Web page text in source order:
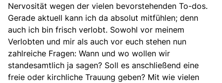
Nervosität wegen der vielen bevorstehenden To-dos.
Gerade aktuell kann ich da absolut mitfühlen; denn
auch ich bin frisch verlobt. Sowohl vor meinem
Verlobten und mir als auch vor euch stehen nun
zahlreiche Fragen: Wann und wo wollen wir
standesamtlich ja sagen? Soll es anschließend eine
freie oder kirchliche Trauung geben? Mit wie vielen